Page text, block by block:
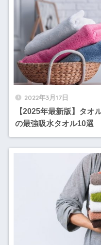
2022年3月17日
【2025年最新版】タオ
の最強吸水タオル10選